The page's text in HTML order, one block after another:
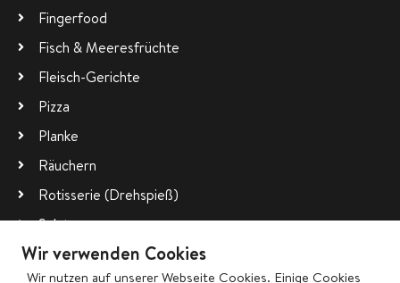
Fingerfood
Fisch & Meeresfrüchte
Fleisch-Gerichte
Pizza
Planke
Räuchern
Rotisserie (Drehspieß)
Salate
Vegetarisch
Wir verwenden Cookies
Wir nutzen auf unserer Webseite Cookies. Einige Cookies